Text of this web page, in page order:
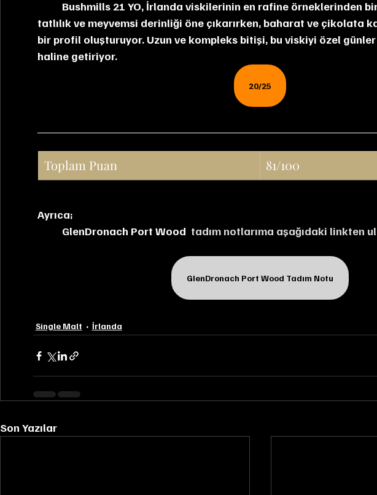
tatlılık ve meyvemsi derinliği öne çıkarırken, baharat ve çikolata
bir profil oluşturuyor. Uzun ve kompleks bitişi, bu viskiyi özel
haline getiriyor.
20/25
Toplam Puan 81/100
Ayrıca;
GlenDronach Port Wood tadım notlarıma aşağıdaki linkten
GlenDronach Port Wood Tadım Notu
Single Malt İrlanda
Son Yazılar